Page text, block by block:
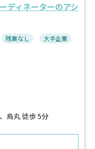
ディネーターのアシ
残業なし
大手企業
烏丸 徒歩 5分